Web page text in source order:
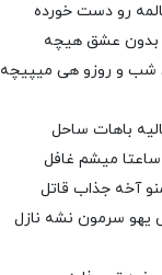
رو دست خورده
بدون عشق هیچه
و روزو هی میپیچه
باهات ساحل
ساعتا میشم غافل
آخه جذاب قاتل
یهو سرمون نشه نازل